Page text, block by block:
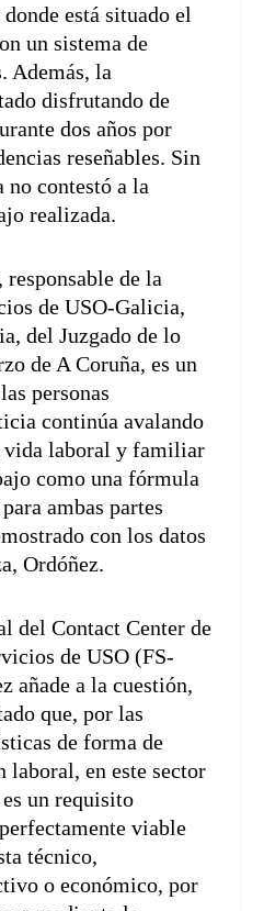
está situado el
un sistema de
Además, la
disfrutando de
dos años por
reseñables. Sin
no contestó a la
realizada.
de la
de USO-Galicia,
del Juzgado de lo
de A Coruña, es un
personas
continúa avalando
laboral y familiar
como una fórmula
ambas partes
con los datos
Ordóñez.
del Contact Center de
de USO (FS-
añade a la cuestión,
que, por las
de forma de
laboral, en este sector
un requisito
viable
técnico,
o económico, por